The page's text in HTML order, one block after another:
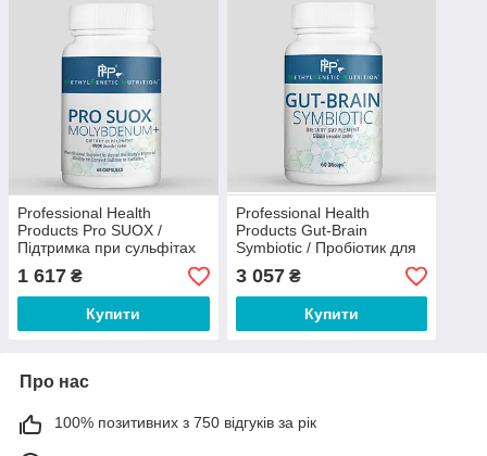
Professional Health
Products Pro SUOX /
Підтримка при сульфітах
із молібденом 60 капсул
1 617 ₴
Купити
Professional Health
Products Gut-Brain
Symbiotic / Пробіотик для
підтримки зв'язку мозок-
кишечник 60 капсул
3 057₴
Купити
Про нас
100% позитивних з 750 відгуків за рік